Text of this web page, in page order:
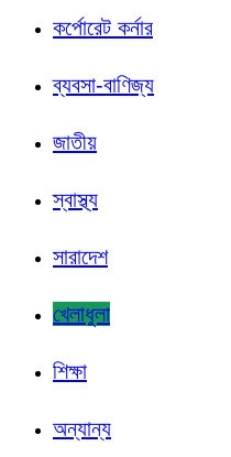
কর্পোরেট কর্নার
ব্যবসা-বাণিজ্য
জাতীয়
স্বাস্থ্য
সারাদেশ
খেলাধুলা
শিক্ষা
অন্যান্য